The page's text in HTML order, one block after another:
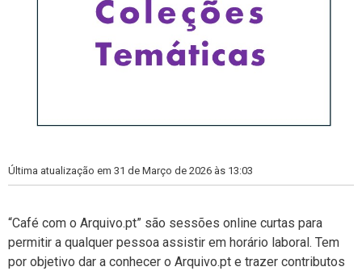
Última atualização em 31 de Março de 2026 às 13:03
“Café com o Arquivo.pt” são sessões online curtas para
permitir a qualquer pessoa assistir em horário laboral. Tem
por objetivo dar a conhecer o Arquivo.pt e trazer contributos